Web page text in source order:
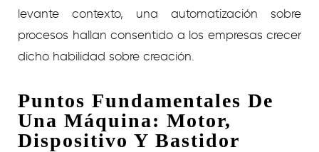
levante contexto, una automatización sobre
procesos hallan consentido a los empresas crecer
dicho habilidad sobre creación.
Puntos Fundamentales De
Una Máquina: Motor,
Dispositivo Y Bastidor